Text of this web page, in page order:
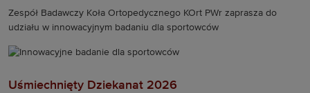
Zespół Badawczy Koła Ortopedycznego KOrt PWr zaprasza do
udziału w innowacyjnym badaniu dla sportowców
Uśmiechnięty Dziekanat 2026